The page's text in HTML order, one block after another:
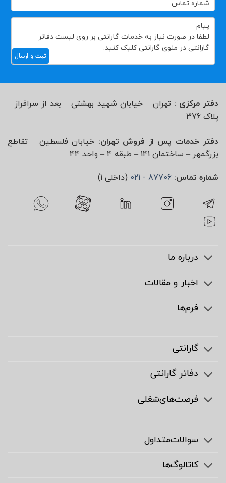
ثبت و ارسال
دفتر مرکزی : تهران – خیابان شهید بهشتی – بعد از سرافراز –
پلاک 376
دفتر خدمات پس از فروش تهران: خیابان فلسطین – تقاطع
بزرگمهر – ساختمان 141 – طبقه 4 – واحد 44
شماره تماس: 87706 - 021 (داخلی 1)
درباره ما
اخبار و مقالات
فرم‌ها
گارانتی
دفاتر گارانتی
فرصت‌های‌شغلی
سوالات‌متداول
کاتالوگ‌ها